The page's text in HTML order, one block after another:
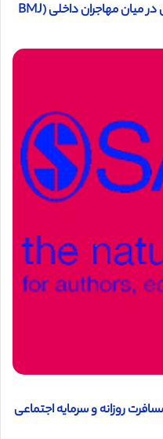
دانلود رایگان ترجمه مقاله حمایت مالی در میان مهاجران داخلی (BMJ
روزانه و سرمایه اجتماعی